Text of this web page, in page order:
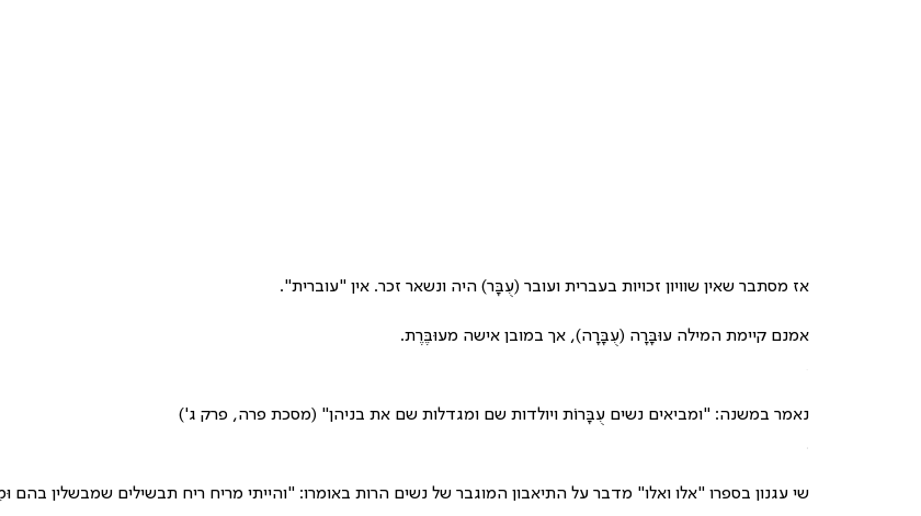
אז מסתבר שאין שוויון זכויות בעברית ועובר (עֻבָּר) היה ונשאר זכר. אין "עוברית".
אמנם קיימת המילה עוּבָּרָה (עֻבָּרָה), אך במובן אישה מעוּבֶּרֶת.
נאמר במשנה: "ומביאים נשים עֻבָּרוֹת ויולדות שם ומגדלות שם את בניהן" (מסכת פרה, פרק ג')
.
שי עגנון בספרו "אלו ואלו" מדבר על התיאבון המוגבר של נשים הרות באומרו: "והייתי מריח ריח תבשילים שמבשלין